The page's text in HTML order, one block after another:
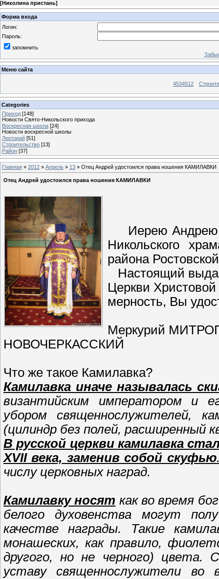
[Николина пристань]
Форма входа
Логин:
Пароль:
запомнить
Меню сайта
4534512
Categories
Приход [148]
Новости Свято-Никольского прихода
Воскресная школа [24]
Новости воскресной школы
Лекторий [51]
Строительство [13]
Район [37]
Главная » 2012 » Апрель » 13 » Отец Андрей удостоился права ношения КАМИЛАВКИ
Отец Андрей удостоился права ношения КАМИЛАВКИ
Иерею Андрею
Никольского
района
Настоящий
Церкви
мерность, Вы
Меркурий
НОВОЧЕРКАССКИЙ
Что же такое Камилавка?
Камилавка иначе называлась
византийским императором и
убором священнослужителей,
(цилиндр без полей, расширенный
В русской церкви камилавка
XVII века, заменив собой скуфью
числу церковных наград.
Камилавку носят как во время
белого духовенства могут
качестве награды. Такие
монашеских, как правило,
другого, но не черного) цвета.
уставу священнослужители во